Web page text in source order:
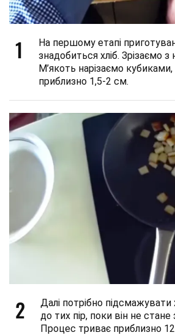
1
На першому етапі
знадобиться хліб. Зрізаємо
М’якоть нарізаємо
приблизно 1,5-2 см.
2
Далі потрібно підсмажувати
до тих пір, поки він не
Процес триває приблизно